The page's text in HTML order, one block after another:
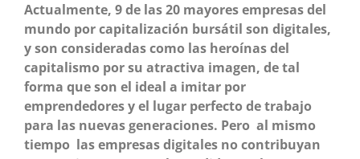
Actualmente, 9 de las 20 mayores empresas del
mundo por capitalización bursátil son digitales,
y son consideradas como las heroínas del
capitalismo por su atractiva imagen, de tal
forma que son el ideal a imitar por
emprendedores y el lugar perfecto de trabajo
para las nuevas generaciones. Pero al mismo
tiempo las empresas digitales no contribuyan